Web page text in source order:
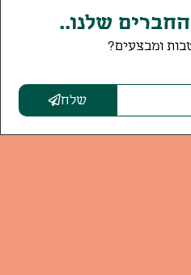
שלנו..
ומבצעים?
שלח